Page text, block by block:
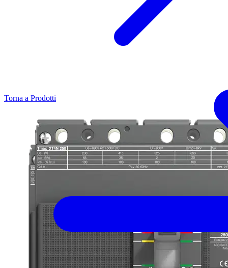
Torna a Prodotti